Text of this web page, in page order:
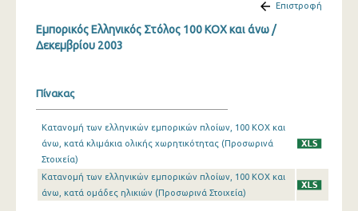
Αυγούστου 2024
Ιουνίου 2024
Μαΐου 2024
Μαρτίου 2024
Επιστροφή
Εμπορικός Ελληνικός Στόλος 100 ΚΟΧ και άνω /
Δεκεμβρίου 2003
Πίνακας
Κατανομή των ελληνικών εμπορικών πλοίων, 100 ΚΟΧ και
άνω, κατά κλιμάκια ολικής χωρητικότητας (Προσωρινά
Στοιχεία)
Κατανομή των ελληνικών εμπορικών πλοίων, 100 ΚΟΧ και
άνω, κατά ομάδες ηλικιών (Προσωρινά Στοιχεία)